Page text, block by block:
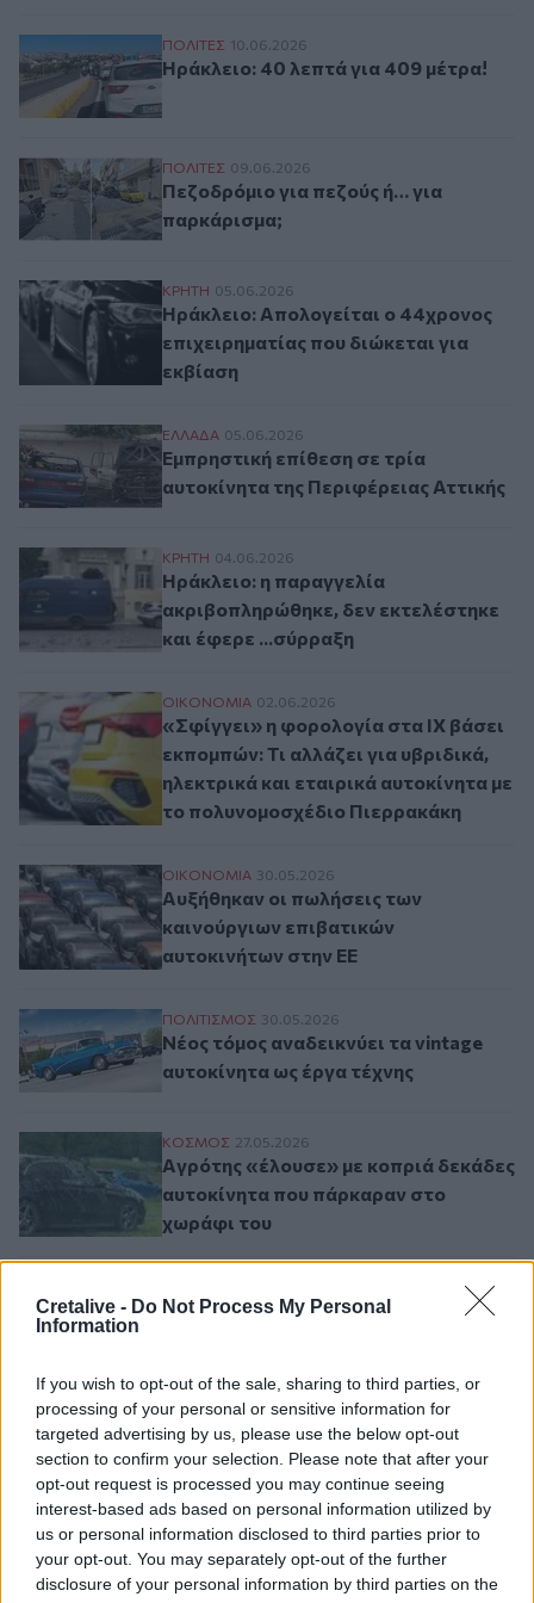
Cretalive - Do Not Process My Personal
Information
If you wish to opt-out of the sale, sharing to third parties, or
processing of your personal or sensitive information for
targeted advertising by us, please use the below opt-out
section to confirm your selection. Please note that after your
opt-out request is processed you may continue seeing
interest-based ads based on personal information utilized by
us or personal information disclosed to third parties prior to
your opt-out. You may separately opt-out of the further
disclosure of your personal information by third parties on the
Ηράκλειο: 40 λεπτά για 409 μέτρα!
ΠΟΛΙΤΕΣ 10.06.2026
Ηράκλειο: 40 λεπτά για 409 μέτρα!
Πεζοδρόμιο για πεζούς ή… για
ΠΟΛΙΤΕΣ 09.06.2026
Πεζοδρόμιο για πεζούς ή… για
παρκάρισμα;
Ηράκλειο: Απολογείται ο 44χρονος
ΚΡΗΤΗ 05.06.2026
Ηράκλειο: Απολογείται ο 44χρονος
επιχειρηματίας που διώκεται για
εκβίαση
Eμπρηστική επίθεση σε τρία αυτοκίνητα
ΕΛΛAΔΑ 05.06.2026
Eμπρηστική επίθεση σε τρία
αυτοκίνητα της Περιφέρειας Αττικής
Ηράκλειο: η παραγγελία
ΚΡΗΤΗ 04.06.2026
Ηράκλειο: η παραγγελία
ακριβοπληρώθηκε, δεν εκτελέστηκε
και έφερε ...σύρραξη
«Σφίγγει» η φορολογία στα ΙΧ βάσει
ΟΙΚΟΝΟΜΙΑ 02.06.2026
«Σφίγγει» η φορολογία στα ΙΧ βάσει
εκπομπών: Τι αλλάζει για υβριδικά,
ηλεκτρικά και εταιρικά αυτοκίνητα με
το πολυνομοσχέδιο Πιερρακάκη
Αυξήθηκαν οι πωλήσεις των καινούργιων
ΟΙΚΟΝΟΜΙΑ 30.05.2026
Αυξήθηκαν οι πωλήσεις των
καινούργιων επιβατικών
αυτοκινήτων στην ΕΕ
Νέος τόμος αναδεικνύει τα vintage
ΠΟΛΙΤΙΣΜΟΣ 30.05.2026
Νέος τόμος αναδεικνύει τα vintage
αυτοκίνητα ως έργα τέχνης
Aγρότης «έλουσε» με κοπριά δεκάδες
ΚΟΣΜΟΣ 27.05.2026
Aγρότης «έλουσε» με κοπριά δεκάδες
αυτοκίνητα που πάρκαραν στο
χωράφι του
Μεθυσμένος οδηγός έπεσε σε τρία
Μεθυσμένος οδηγός έπεσε σε τρία
Σελιδοποίηση
Προηγούμενη σελίδα
Current page
Next page
Ροή ειδήσεων Δημοφιλή